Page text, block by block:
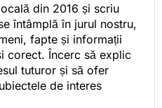
din 2016 și scriu
întâmplă în jurul nostru,
fapte și informații
corect. Încerc să explic
tuturor și să ofer
de interes